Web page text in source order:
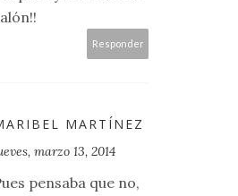
Responder
MARTÍNEZ
marzo 13, 2014
pensaba que no,